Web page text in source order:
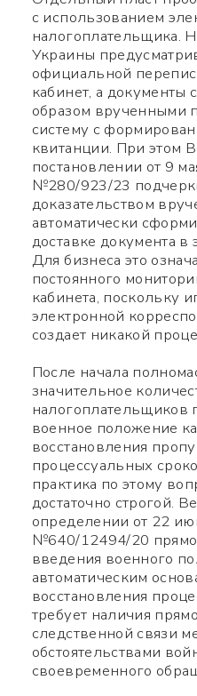
с использованием
налогоплательщика.
Украины
официальной
кабинет, а документы
образом врученными
систему с
квитанции. При этом
постановлении от 9
№280/923/23
доказательством
автоматически
доставке документа в
Для бизнеса это
постоянного
кабинета, поскольку
электронной
создает никакой
После начала
значительное
налогоплательщиков
военное положение
восстановления
процессуальных
практика по этому
достаточно строгой.
определении от 22
№640/12494/20 прямо
введения военного
автоматическим
восстановления
требует наличия
следственной связи
обстоятельствами
своевременного
Имя *
Номер телефона *
Символов:
Заполните
чтобы
после
добавить